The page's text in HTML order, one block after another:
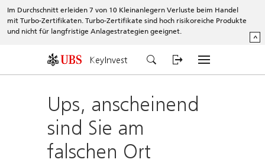
Im Durchschnitt erleiden 7 von 10 Kleinanlegern Verluste beim Handel
mit Turbo-Zertifikaten. Turbo-Zertifikate sind hoch risikoreiche Produkte
und nicht für langfristige Anlagestrategien geeignet.
^
KeyInvest
Ups, anscheinend
sind Sie am
falschen Ort